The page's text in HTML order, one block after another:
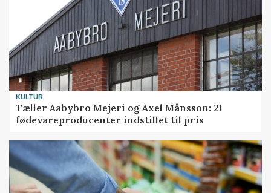
KULTUR
Tæller Aabybro Mejeri og Axel Månsson: 21
fødevareproducenter indstillet til pris